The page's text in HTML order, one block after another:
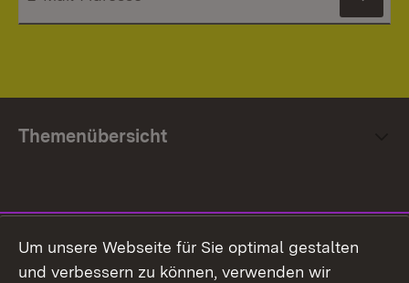
Themenübersicht
Facebook
Um unsere Webseite für Sie optimal gestalten
und verbessern zu können, verwenden wir